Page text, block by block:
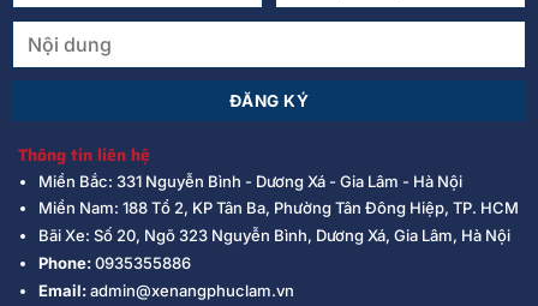
Thông tin liên hệ
Miền Bắc: 331 Nguyễn Bình - Dương Xá - Gia Lâm - Hà Nội
Miền Nam: 188 Tổ 2, KP Tân Ba, Phường Tân Đông Hiệp, TP. HCM
Bãi Xe: Số 20, Ngõ 323 Nguyễn Bình, Dương Xá, Gia Lâm, Hà Nội
Phone:0935355886
Email:admin@xenangphuclam.vn